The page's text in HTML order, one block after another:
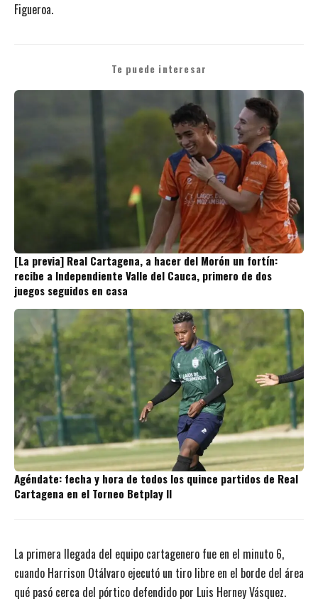
Figueroa.
Te puede interesar
[La previa] Real Cartagena, a hacer del Morón un fortín:
recibe a Independiente Valle del Cauca, primero de dos
juegos seguidos en casa
Agéndate: fecha y hora de todos los quince partidos de Real
Cartagena en el Torneo Betplay II
La primera llegada del equipo cartagenero fue en el minuto 6,
cuando Harrison Otálvaro ejecutó un tiro libre en el borde del área
qué pasó cerca del pórtico defendido por Luis Herney Vásquez.